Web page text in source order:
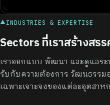
▲INDUSTRIES & EXPERTISE
Sectors ที่เราสร้างสร
เราออกแบบ พัฒนา และดูแลร
รับกับความต้องการ วัฒนธรรม
เฉพาะเจาะจงของแต่ละอุตสาห